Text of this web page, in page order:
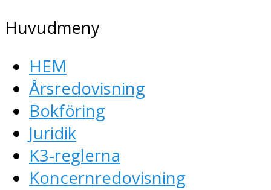
Huvudmeny
HEM
Årsredovisning
Bokföring
Juridik
K3-reglerna
Koncernredovisning